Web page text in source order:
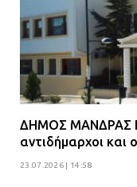
ΔΗΜΟΣ ΜΑΝΔΡΑΣ
αντιδήμαρχοι και
23.07.2026 | 14:58